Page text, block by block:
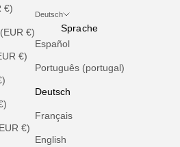
€)
€)
€)
€)
Deutsch
Sprache
Español
Português (portugal)
Deutsch
Français
English